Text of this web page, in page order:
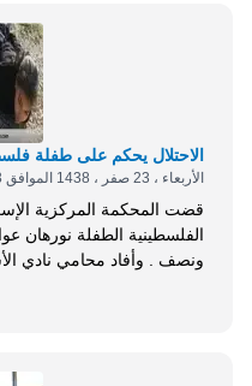
الاحتلال يحكم على طفلة فلسطينية
الأربعاء ، 23 صفر ، 1438 الموافق 23 نوفمبر 2016
قضت المحكمة المركزية
ونصف . وأفاد محامي
محكمة الاحتلال المركزية